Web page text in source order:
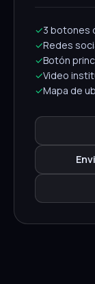
✓3 botones
✓Redes
✓Botón
✓Video
✓Mapa de